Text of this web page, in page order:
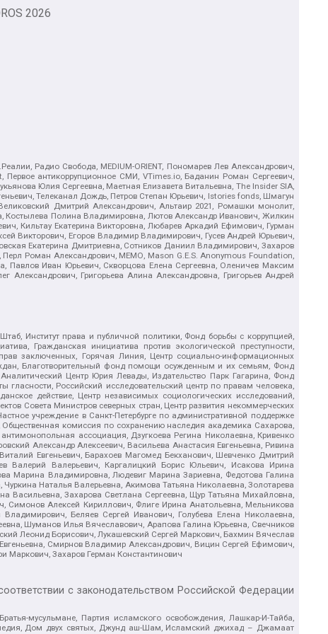
2026
Радио Свобода, MEDIUM-ORIENT, Пономарев Лев Александрович,
антикоррупционное СМИ, VTimes.io, Баданин Роман Сергеевич,
Юлия Сергеевна, Маетная Елизавета Витальевна, The Insider SIA,
Телеканал Дождь, Петров Степан Юрьевич, Istories fonds, Шмагун
Дмитрий Александрович, Альтаир 2021, Ромашки монолит,
Костылева Полина Владимировна, Лютов Александр Иванович, Жилкин
Кильтау Екатерина Викторовна, Любарев Аркадий Ефимович, Гурман
Викторович, Егоров Владимир Владимирович, Гусев Андрей Юрьевич,
Екатерина Дмитриевна, Сотников Даниил Владимирович, Захаров
Роман Александрович, МЕМО, Mason G.E.S. Anonymous Foundation,
Иван Юрьевич, Скворцова Елена Сергеевна, Оленичев Максим
Григорьева Алина Александровна, Григорьев Андрей
Институт права и публичной политики, Фонд борьбы с коррупцией,
Гражданская инициатива против экологической преступности,
заключенных, Горячая Линия, Центр социально-информационных
Благотворительный фонд помощи осужденным и их семьям, Фонд
Центр Юрия Левады, Издательство Парк Гагарина, Фонд
Российский исследовательский центр по правам человека,
действие, Центр независимых социологических исследований,
Совета Министров северных стран, Центр развития некоммерческих
учреждение в Санкт-Петербурге по административной поддержке
комиссия по сохранению наследия академика Сахарова,
ассоциация, Дзугкоева Регина Николаевна, Кривенко
Александр Алексеевич, Васильева Анастасия Евгеньевна, Ривина
Евгеньевич, Барахоев Магомед Бекханович, Шевченко Дмитрий
Валерий Валерьевич, Каргалицкий Борис Юльевич, Исакова Ирина
Марина Владимировна, Людевиг Марина Зариевна, Федотова Галина
Наталья Валерьевна, Акимова Татьяна Николаевна, Золотарева
Васильевна, Захарова Светлана Сергеевна, Щур Татьяна Михайловна,
Симонов Алексей Кириллович, Флиге Ирина Анатольевна, Мельникова
Беляев Сергей Иванович, Голубева Елена Николаевна,
Шуманов Илья Вячеславович, Арапова Галина Юрьевна, Свечников
Леонид Борисович, Лукашевский Сергей Маркович, Бахмин Вячеслав
Смирнов Владимир Александрович, Вицин Сергей Ефимович,
Маркович, Захаров Герман Константинович
с законодательством Российской Федерации
мусульмане, Партия исламского освобождения, Лашкар-И-Тайба,
Дом двух святых, Джунд аш-Шам, Исламский джихад – Джамаат